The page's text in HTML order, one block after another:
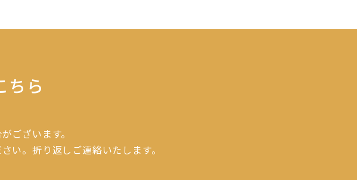
ちら
ございます。
い。折り返しご連絡いたします。